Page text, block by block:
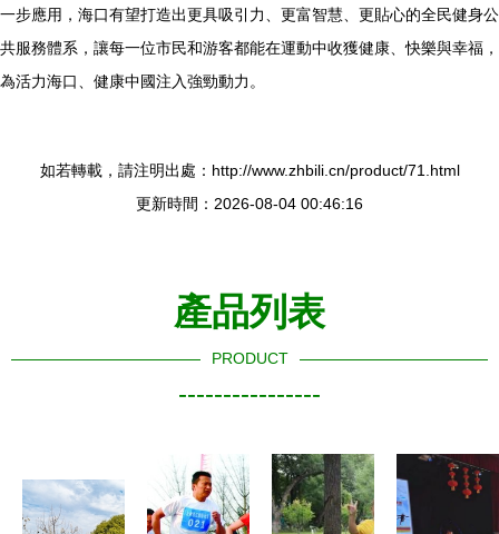
一步應用，海口有望打造出更具吸引力、更富智慧、更貼心的全民健身公
共服務體系，讓每一位市民和游客都能在運動中收獲健康、快樂與幸福，
為活力海口、健康中國注入強勁動力。
如若轉載，請注明出處：http://www.zhbili.cn/product/71.html
更新時間：2026-08-04 00:46:16
產品列表
PRODUCT
----------------